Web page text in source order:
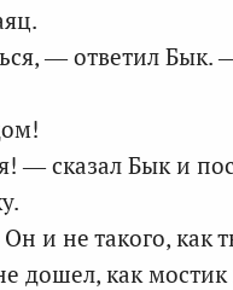
— ответил Бык.
— сказал Бык и
и не такого, как
дошел, как